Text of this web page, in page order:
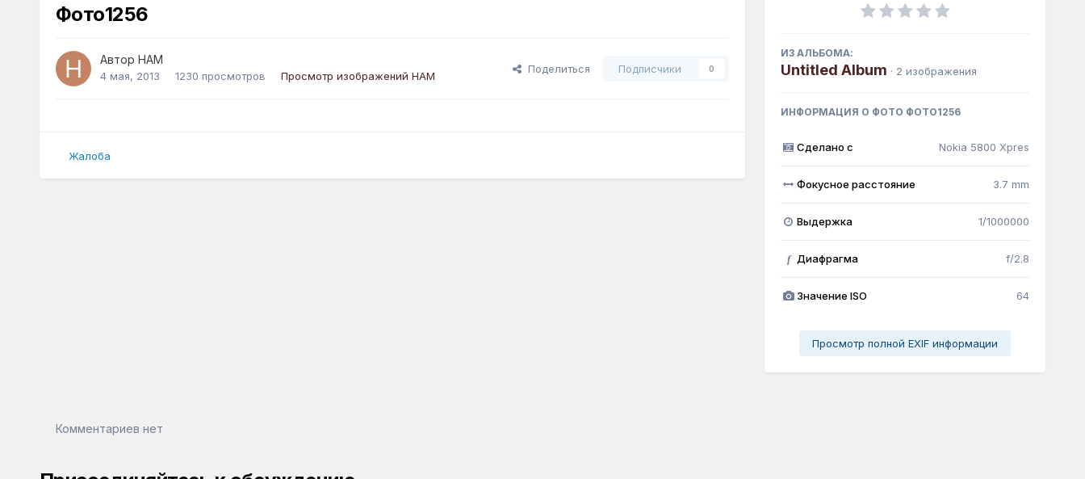
Фото1256
Автор HAM
4 мая, 2013 1230 просмотров Просмотр изображений HAM
Поделиться Подписчики 0
Жалоба
ИЗ АЛЬБОМА:
Untitled Album · 2 изображения
ИНФОРМАЦИЯ О ФОТО ФОТО1256
Сделано с Nokia 5800 Xpres
Фокусное расстояние 3.7 mm
Выдержка 1/1000000
f Диафрагма f/2.8
Значение ISO 64
Просмотр полной EXIF информации
Комментариев нет